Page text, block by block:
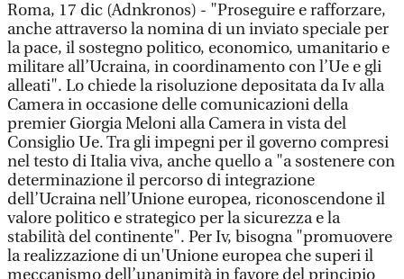
Roma, 17 dic (Adnkronos) - "Proseguire e rafforzare,
anche attraverso la nomina di un inviato speciale per
la pace, il sostegno politico, economico, umanitario e
militare all’Ucraina, in coordinamento con l’Ue e gli
alleati". Lo chiede la risoluzione depositata da Iv alla
Camera in occasione delle comunicazioni della
premier Giorgia Meloni alla Camera in vista del
Consiglio Ue. Tra gli impegni per il governo compresi
nel testo di Italia viva, anche quello a "a sostenere con
determinazione il percorso di integrazione
dell’Ucraina nell’Unione europea, riconoscendone il
valore politico e strategico per la sicurezza e la
stabilità del continente". Per Iv, bisogna "promuovere
la realizzazione di un'Unione europea che superi il
meccanismo dell’unanimità in favore del principio